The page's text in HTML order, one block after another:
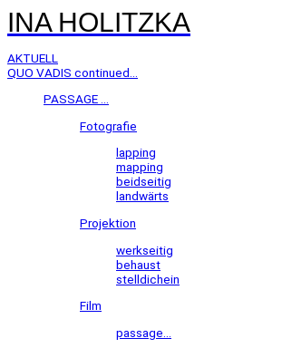
INA HOLITZKA
AKTUELL
QUO VADIS continued...
PASSAGE ...
Fotografie
lapping
mapping
beidseitig
landwärts
Projektion
werkseitig
behaust
stelldichein
Film
passage...